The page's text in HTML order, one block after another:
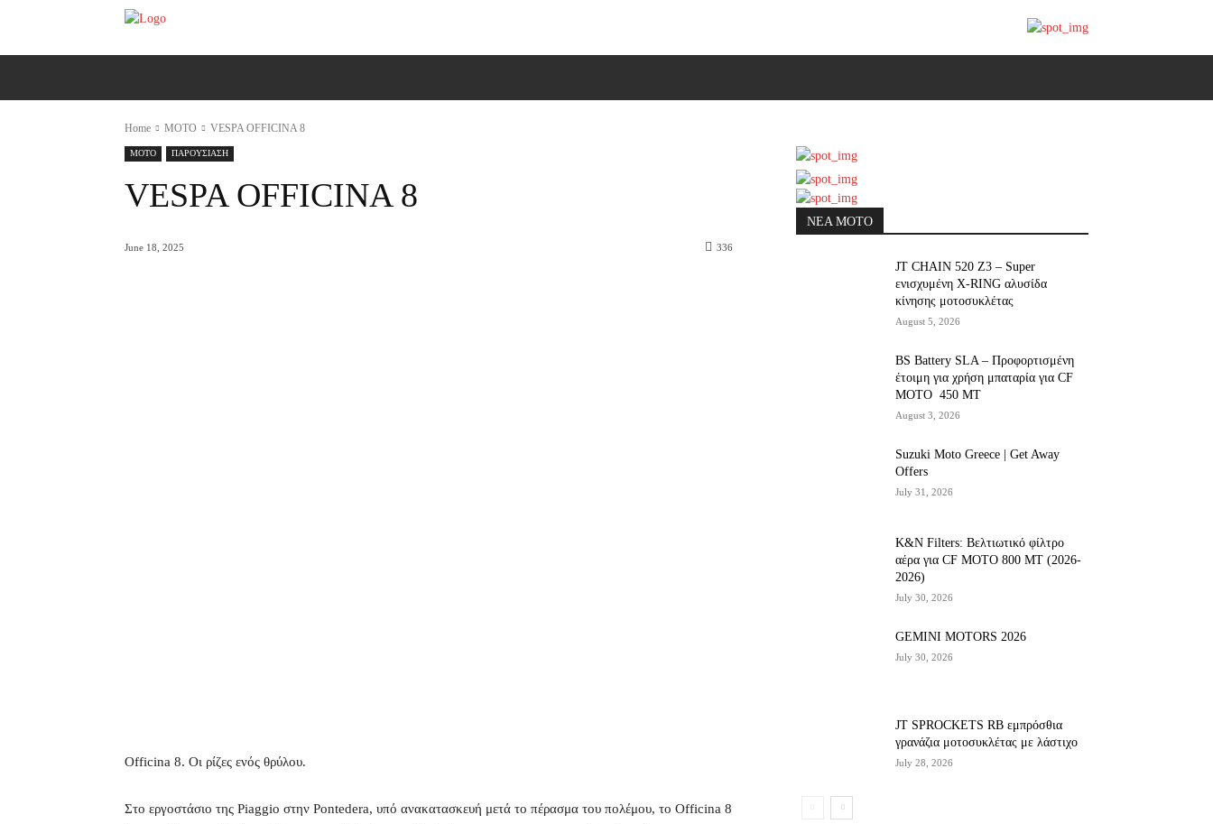
Home MOTO VESPA OFFICINA 8
MOTO ΠΑΡΟΥΣΙΑΣΗ
VESPA OFFICINA 8
June 18, 2025 336
Officina 8. Οι ρίζες ενός θρύλου.
Στο εργοστάσιο της Piaggio στην Pontedera, υπό ανακατασκευή μετά το πέρασμα του πολέμου, το Officina 8
ΝΕΑ MOTO
JT CHAIN 520 Ζ3 – Super
ενισχυμένη X-RING αλυσίδα
κίνησης μοτοσυκλέτας
August 5, 2026
BS Battery SLA – Προφορτισμένη
έτοιμη για χρήση μπαταρία για CF
MOTO 450 MT
August 3, 2026
Suzuki Moto Greece | Get Away
Offers
July 31, 2026
K&N Filters: Βελτιωτικό φίλτρο
αέρα για CF ΜΟΤΟ 800 ΜΤ (2026-
2026)
July 30, 2026
GEMINI MOTORS 2026
July 30, 2026
JT SPROCKETS RB εμπρόσθια
γρανάζια μοτοσυκλέτας με λάστιχο
July 28, 2026